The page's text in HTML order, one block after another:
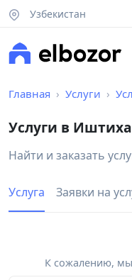
Узбекистан
Главная Услуги
Услуги в
Найти и заказать
Услуга Заявки на
К сожалению, мы